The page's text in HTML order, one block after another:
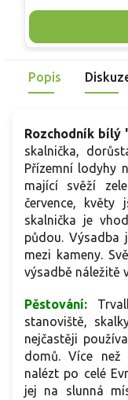
v suchu i v zimě
srpen nese bílé
extenzivní střechy,
Popis
Rozchodník bílý
skalnička,
Přízemní lodyhy
mající svěží
července,
skalnička je
půdou. Výsadba
mezi kameny.
výsadbě náležitě
Pěstování:
stanoviště,
nejčastěji
domů. Více než
nalézt po celé
jej na slunná